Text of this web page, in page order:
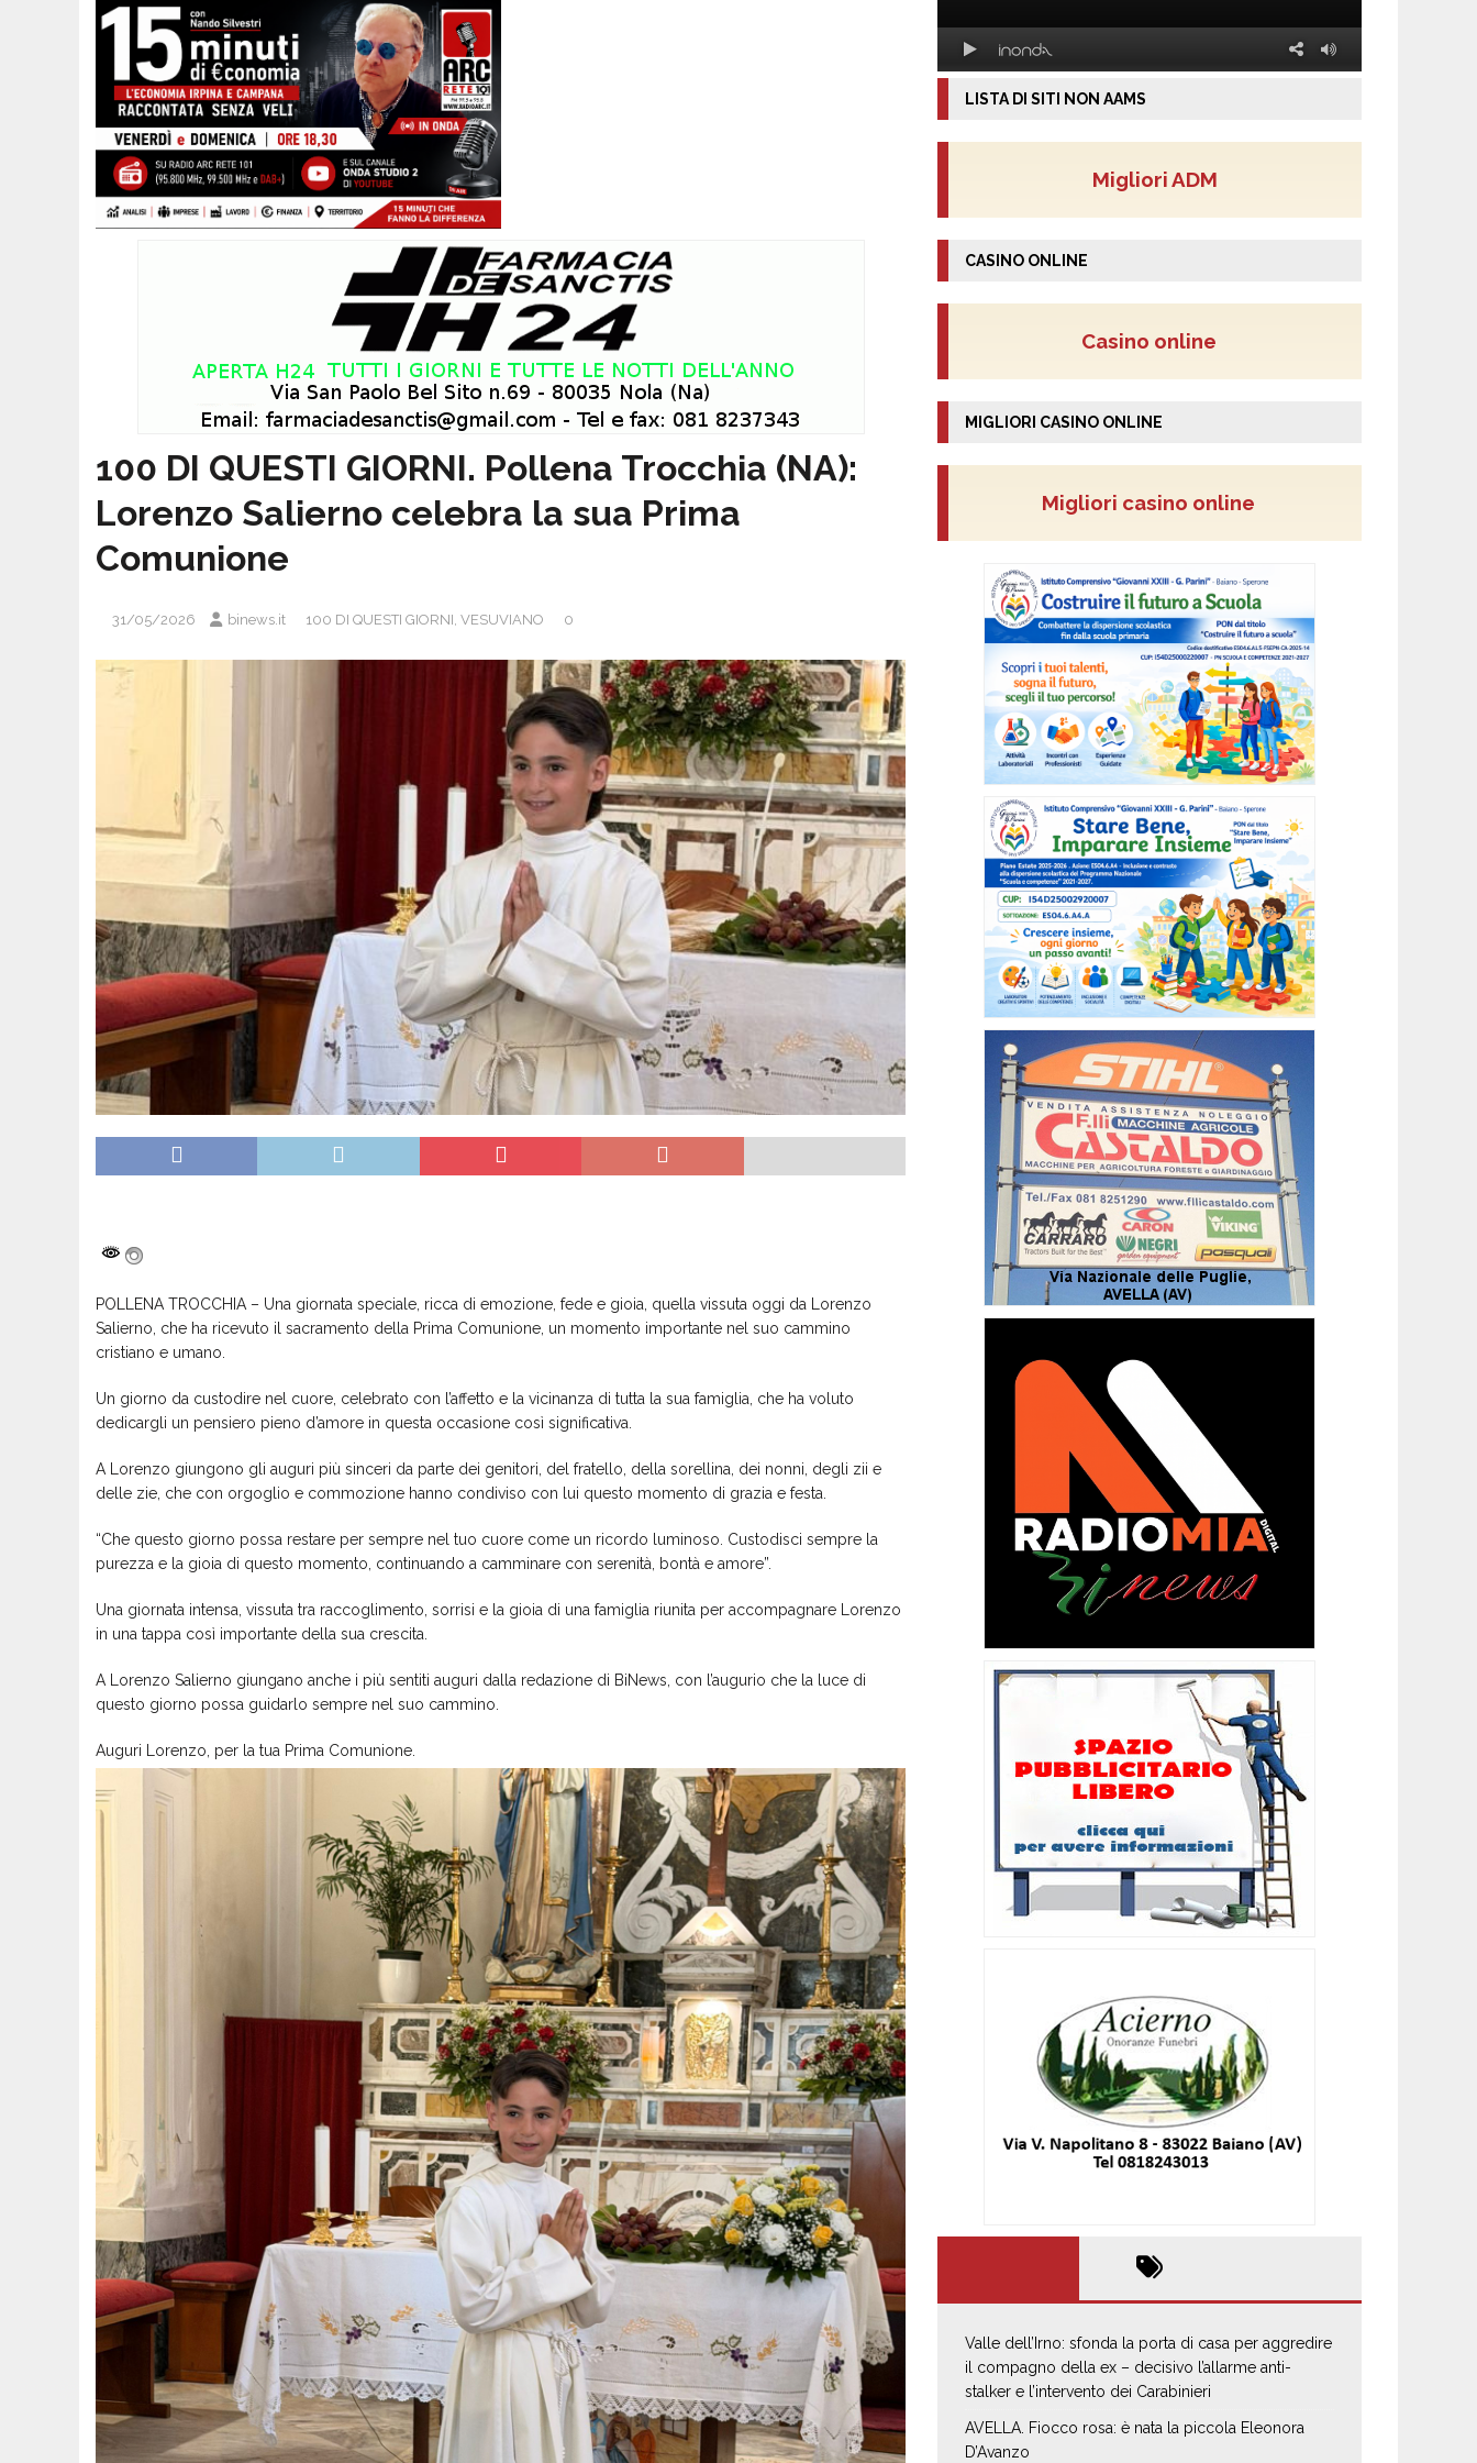
100 DI QUESTI GIORNI. Pollena Trocchia (NA):
Lorenzo Salierno celebra la sua Prima
Comunione
31/05/2026 binews.it 100 DI QUESTI GIORNI VESUVIANO 0
POLLENA TROCCHIA – Una giornata speciale, ricca di emozione, fede e gioia, quella vissuta oggi da Lorenzo
Salierno, che ha ricevuto il sacramento della Prima Comunione, un momento importante nel suo cammino
cristiano e umano.
Un giorno da custodire nel cuore, celebrato con l’affetto e la vicinanza di tutta la sua famiglia, che ha voluto
dedicargli un pensiero pieno d’amore in questa occasione così significativa.
A Lorenzo giungono gli auguri più sinceri da parte dei genitori, del fratello, della sorellina, dei nonni, degli zii e
delle zie, che con orgoglio e commozione hanno condiviso con lui questo momento di grazia e festa.
“Che questo giorno possa restare per sempre nel tuo cuore come un ricordo luminoso. Custodisci sempre la
purezza e la gioia di questo momento, continuando a camminare con serenità, bontà e amore”.
Una giornata intensa, vissuta tra raccoglimento, sorrisi e la gioia di una famiglia riunita per accompagnare Lorenzo
in una tappa così importante della sua crescita.
A Lorenzo Salierno giungano anche i più sentiti auguri dalla redazione di BiNews, con l’augurio che la luce di
questo giorno possa guidarlo sempre nel suo cammino.
Auguri Lorenzo, per la tua Prima Comunione.
LISTA DI SITI NON AAMS
Migliori ADM
CASINO ONLINE
Casino online
MIGLIORI CASINO ONLINE
Migliori casino online
Valle dell’Irno: sfonda la porta di casa per aggredire
il compagno della ex – decisivo l’allarme anti-
stalker e l’intervento dei Carabinieri
AVELLA. Fiocco rosa: è nata la piccola Eleonora
D’Avanzo